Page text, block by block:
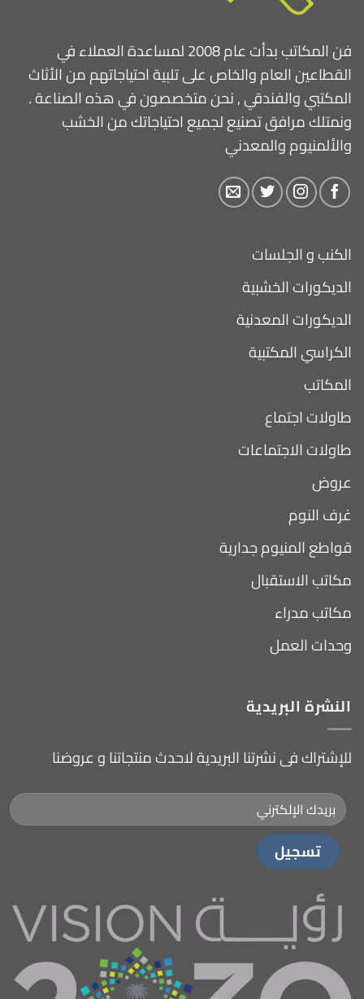
فن المكاتب بدأت عام 2008 لمساعدة العملاء في
القطاعين العام والخاص على تلبية احتياجاتهم من الأثاث
المكتبي والفندقي , نحن متخصصون في هذه الصناعة .
ونمتلك مرافق تصنيع لجميع احتياجاتك من الخشب
والألمنيوم والمعدني
الكنب و الجلسات
الديكورات الخشبية
الديكورات المعدنية
الكراسي المكتبية
المكاتب
طاولات اجتماع
طاولات الاجتماعات
عروض
غرف النوم
قواطع المنيوم جدارية
مكاتب الاستقبال
مكاتب مدراء
وحدات العمل
النشرة البريدية
للإشتراك فى نشرتنا البريدية لاحدث منتجاتنا و عروضنا